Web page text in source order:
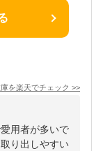
を楽天でチェック >>
用者が多いで
り出しやすい